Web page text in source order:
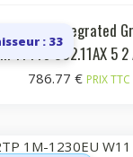
1235U Integrated
11 Pro 802.11AX 5
786.77 € PRIX TTC
: 33